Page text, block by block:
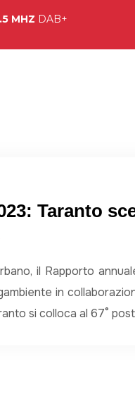
MHZ DAB+
Taranto
il Rapporto
in
si colloca al 67°